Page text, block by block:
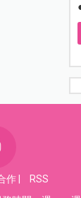
作
RSS